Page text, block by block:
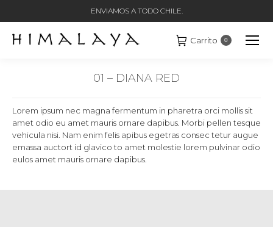
ENVIAMOS A TODO CHILE.
Carrito 0
01 – DIANA RED
Lorem ipsum nec magna fermentum in pharetra orci mollis sit
amet odio eu amet mauris ornare dapibus. Morbi pellen tesque
vehicula nisi. Nam enim felis apibus egetras consec tetur augue
emassa auctort id glavico to amet molestie lorem pulvinar odio
eulos amet mauris ornare dapibus.